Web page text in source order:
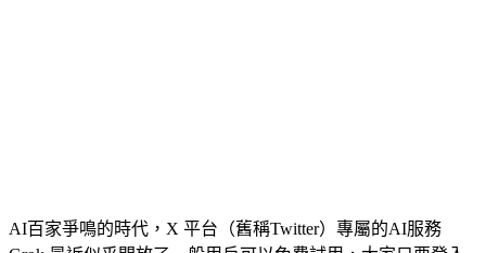
AI百家爭鳴的時代，X 平台（舊稱Twitter）專屬的AI服務